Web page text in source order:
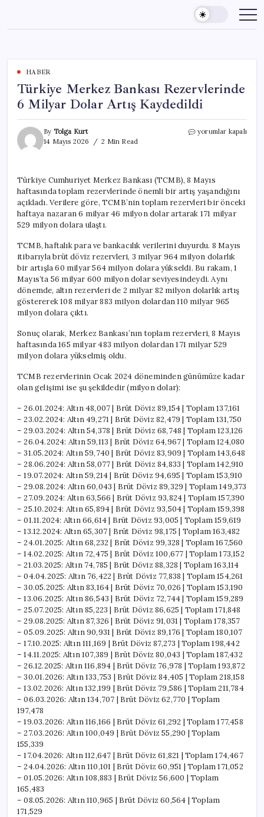
content
HABER
Türkiye Merkez Bankası Rezervlerinde
6 Milyar Dolar Artış Kaydedildi
By Tolga Kurt
14 Mayıs 2026
2 Min Read
Türkiye
Milyar
Dolar
Artış
Kaydedildi
yorumlar kapalı
Türkiye Cumhuriyet Merkez Bankası (TCMB), 8 Mayıs
haftasında toplam rezervlerinde önemli bir artış yaşandığını
açıkladı. Verilere göre, TCMB’nin toplam rezervleri bir önceki
haftaya nazaran 6 milyar 46 milyon dolar artarak 171 milyar
529 milyon dolara ulaştı.
TCMB, haftalık para ve bankacılık verilerini duyurdu. 8 Mayıs
itibarıyla brüt döviz rezervleri, 3 milyar 964 milyon dolarlık
bir artışla 60 milyar 564 milyon dolara yükseldi. Bu rakam, 1
Mayıs’ta 56 milyar 600 milyon dolar seviyesindeydi. Aynı
dönemde, altın rezervleri de 2 milyar 82 milyon dolarlık artış
göstererek 108 milyar 883 milyon dolardan 110 milyar 965
milyon dolara çıktı.
Sonuç olarak, Merkez Bankası’nın toplam rezervleri, 8 Mayıs
haftasında 165 milyar 483 milyon dolardan 171 milyar 529
milyon dolara yükselmiş oldu.
TCMB rezervlerinin Ocak 2024 döneminden günümüze kadar
olan gelişimi ise şu şekildedir (milyon dolar):
– 26.01.2024: Altın 48,007 | Brüt Döviz 89,154 | Toplam 137,161
– 23.02.2024: Altın 49,271 | Brüt Döviz 82,479 | Toplam 131,750
– 29.03.2024: Altın 54,378 | Brüt Döviz 68,748 | Toplam 123,126
– 26.04.2024: Altın 59,113 | Brüt Döviz 64,967 | Toplam 124,080
– 31.05.2024: Altın 59,740 | Brüt Döviz 83,909 | Toplam 143,648
– 28.06.2024: Altın 58,077 | Brüt Döviz 84,833 | Toplam 142,910
– 19.07.2024: Altın 59,214 | Brüt Döviz 94,695 | Toplam 153,910
– 29.08.2024: Altın 60,043 | Brüt Döviz 89,329 | Toplam 149,373
– 27.09.2024: Altın 63,566 | Brüt Döviz 93,824 | Toplam 157,390
– 25.10.2024: Altın 65,894 | Brüt Döviz 93,504 | Toplam 159,398
– 01.11.2024: Altın 66,614 | Brüt Döviz 93,005 | Toplam 159,619
– 13.12.2024: Altın 65,307 | Brüt Döviz 98,175 | Toplam 163,482
– 24.01.2025: Altın 68,232 | Brüt Döviz 99,328 | Toplam 167,560
– 14.02.2025: Altın 72,475 | Brüt Döviz 100,677 | Toplam 173,152
– 21.03.2025: Altın 74,785 | Brüt Döviz 88,328 | Toplam 163,114
– 04.04.2025: Altın 76,422 | Brüt Döviz 77,838 | Toplam 154,261
– 30.05.2025: Altın 83,164 | Brüt Döviz 70,026 | Toplam 153,190
– 13.06.2025: Altın 86,543 | Brüt Döviz 72,744 | Toplam 159,289
– 25.07.2025: Altın 85,223 | Brüt Döviz 86,625 | Toplam 171,848
– 29.08.2025: Altın 87,326 | Brüt Döviz 91,031 | Toplam 178,357
– 05.09.2025: Altın 90,931 | Brüt Döviz 89,176 | Toplam 180,107
– 17.10.2025: Altın 111,169 | Brüt Döviz 87,273 | Toplam 198,442
– 14.11.2025: Altın 107,389 | Brüt Döviz 80,043 | Toplam 187,432
– 26.12.2025: Altın 116,894 | Brüt Döviz 76,978 | Toplam 193,872
– 30.01.2026: Altın 133,753 | Brüt Döviz 84,405 | Toplam 218,158
– 13.02.2026: Altın 132,199 | Brüt Döviz 79,586 | Toplam 211,784
– 06.03.2026: Altın 134,707 | Brüt Döviz 62,770 | Toplam
197,478
– 19.03.2026: Altın 116,166 | Brüt Döviz 61,292 | Toplam 177,458
– 27.03.2026: Altın 100,049 | Brüt Döviz 55,290 | Toplam
155,339
– 17.04.2026: Altın 112,647 | Brüt Döviz 61,821 | Toplam 174,467
– 24.04.2026: Altın 110,101 | Brüt Döviz 60,951 | Toplam 171,052
– 01.05.2026: Altın 108,883 | Brüt Döviz 56,600 | Toplam
165,483
– 08.05.2026: Altın 110,965 | Brüt Döviz 60,564 | Toplam
171,529